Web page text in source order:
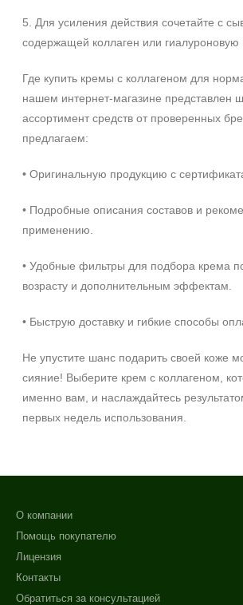
5. Для усиления действия сочетайте с
содержащей коллаген или гиалуроновую
Где купить кремы с коллагеном для
нашем интернет‑магазине представлен
ассортимент средств от проверенных
предлагаем:
• Оригинальную продукцию с
• Подробные описания составов и
применению.
• Удобные фильтры для подбора крема
возрасту и дополнительным эффектам.
• Быструю доставку и гибкие способы
Не упустите шанс подарить своей коже
сияние! Выберите крем с коллагеном,
именно вам, и наслаждайтесь
первых недель использования.
О компании
Помощь покупателю
Лицензия
Контакты
Обратиться за консультацией